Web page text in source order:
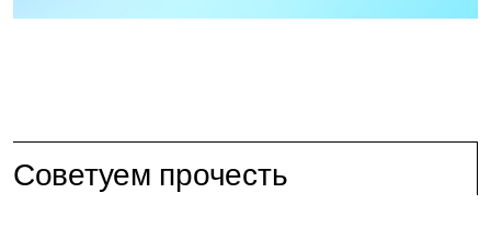
Советуем прочесть